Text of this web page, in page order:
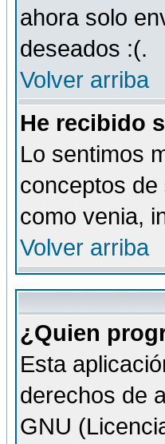
ahora solo
deseados :(.
Volver arriba
He recibido
Lo sentimos
conceptos de
como venia,
Volver arriba
¿Quien
Esta
derechos de
GNU